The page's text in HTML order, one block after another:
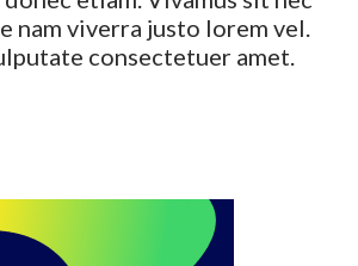
nam viverra justo lorem vel.
consectetuer amet.